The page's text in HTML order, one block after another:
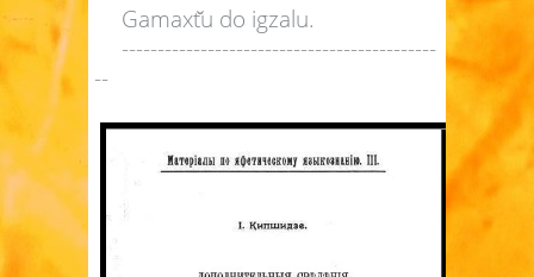
Gamaxtu do igzalu.
--------------------------------------------
--